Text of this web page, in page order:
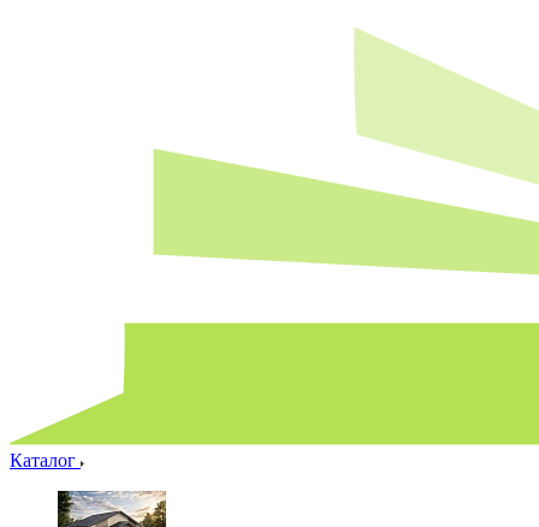
Каталог